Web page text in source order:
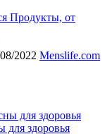
Продукты, от
2022 Menslife.com
для здоровья